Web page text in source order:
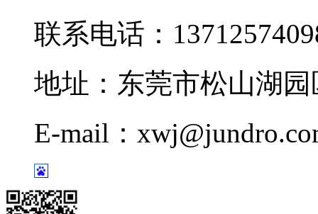
联系电话：
地址：东莞市松山湖
E-mail：